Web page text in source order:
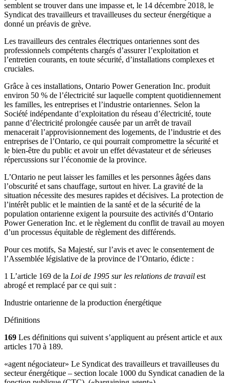
semblent se trouver dans une impasse et, le 14 décembre 2018, le
Syndicat des travailleurs et travailleuses du secteur énergétique a
donné un préavis de grève.
Les travailleurs des centrales électriques ontariennes sont des
professionnels compétents chargés d’assurer l’exploitation et
l’entretien courants, en toute sécurité, d’installations complexes et
cruciales.
Grâce à ces installations, Ontario Power Generation Inc. produit
environ 50 % de l’électricité sur laquelle comptent quotidiennement
les familles, les entreprises et l’industrie ontariennes. Selon la
Société indépendante d’exploitation du réseau d’électricité, toute
panne d’électricité prolongée causée par un arrêt de travail
menacerait l’approvisionnement des logements, de l’industrie et des
entreprises de l’Ontario, ce qui pourrait compromettre la sécurité et
le bien-être du public et avoir un effet dévastateur et de sérieuses
répercussions sur l’économie de la province.
L’Ontario ne peut laisser les familles et les personnes âgées dans
l’obscurité et sans chauffage, surtout en hiver. La gravité de la
situation nécessite des mesures rapides et décisives. La protection de
l’intérêt public et le maintien de la santé et de la sécurité de la
population ontarienne exigent la poursuite des activités d’Ontario
Power Generation Inc. et le règlement du conflit de travail au moyen
d’un processus équitable de règlement des différends.
Pour ces motifs, Sa Majesté, sur l’avis et avec le consentement de
l’Assemblée législative de la province de l’Ontario, édicte :
1 L’article 169 de la Loi de 1995 sur les relations de travail est
abrogé et remplacé par ce qui suit :
Industrie ontarienne de la production énergétique
Définitions
169 Les définitions qui suivent s’appliquent au présent article et aux
articles 170 à 189.
«agent négociateur» Le Syndicat des travailleurs et travailleuses du
secteur énergétique – section locale 1000 du Syndicat canadien de la